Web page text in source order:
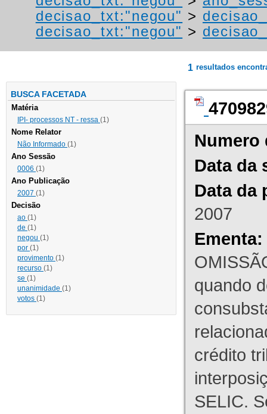
decisao_txt:"negou" >
decisao_txt:"negou" >
BUSCA FACETADA
Matéria
IPI- processos NT - ressa (1)
Nome Relator
Não Informado (1)
Ano Sessão
0006 (1)
Ano Publicação
2007 (1)
Decisão
ao (1)
de (1)
negou (1)
por (1)
provimento (1)
recurso (1)
se (1)
unanimidade (1)
votos (1)
1 resultados
Numero
Data da
Data da
2007
Ementa:
quando
crédito
SELIC.